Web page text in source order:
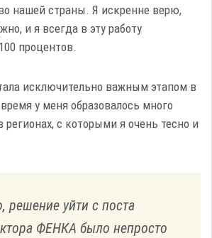
нашей страны. Я искренне верю,
и я всегда в эту работу
процентов.
исключительно важным этапом в
у меня образовалось много
с которыми я очень тесно и
решение уйти с поста
ФЕНКА было непросто